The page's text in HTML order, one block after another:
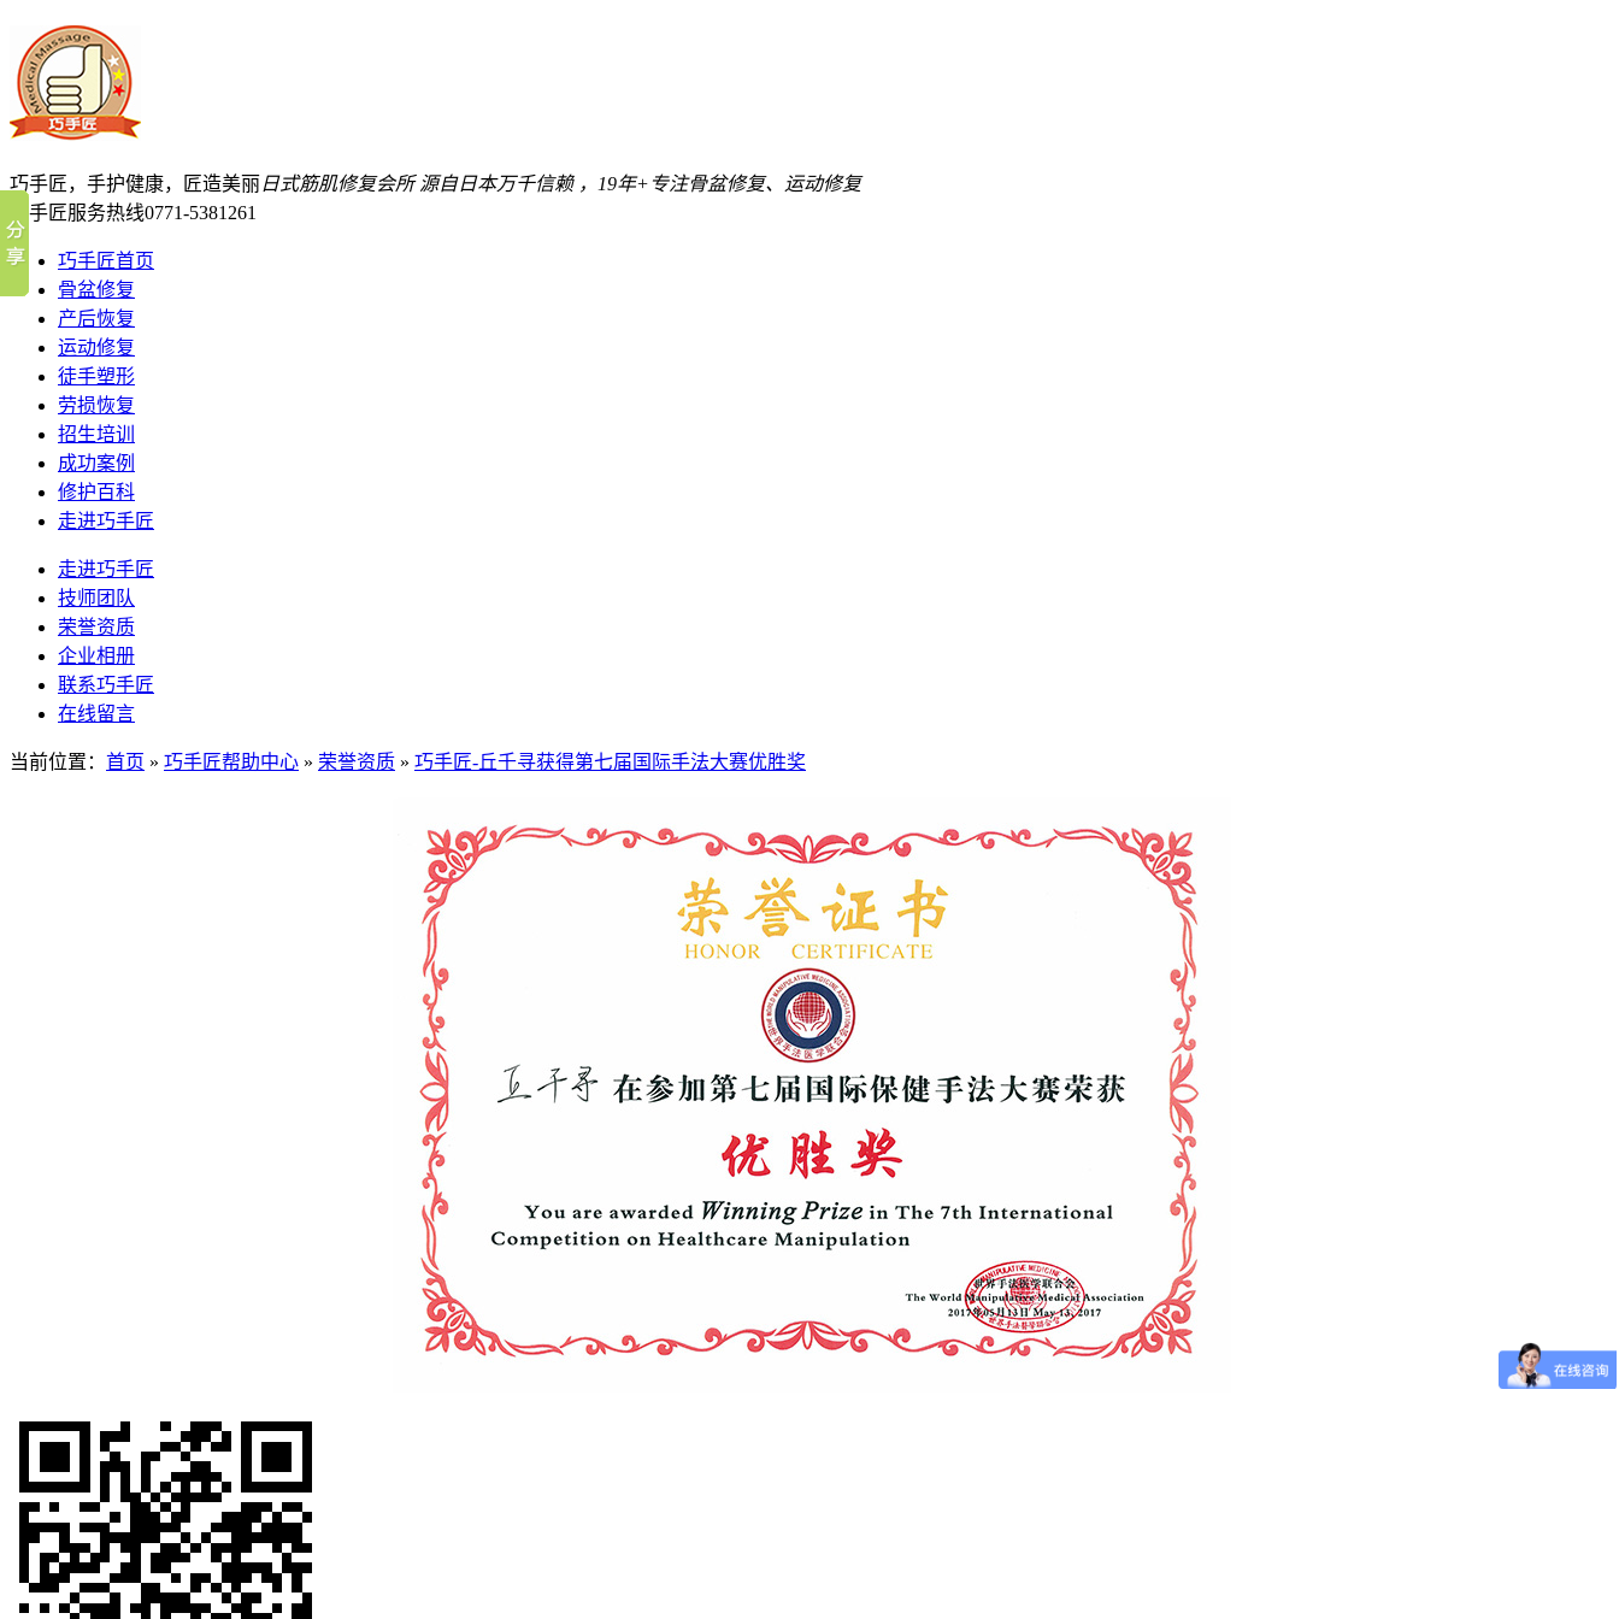
巧手匠，手护健康，匠造美丽 日式筋肌修复会所源自日本万千信赖 ， 19年+专注骨盆修复、运动修复
巧手匠服务热线0771-5381261
巧手匠首页
骨盆修复
产后恢复
运动修复
徒手塑形
劳损恢复
招生培训
成功案例
修护百科
走进巧手匠
走进巧手匠
技师团队
荣誉资质
企业相册
联系巧手匠
在线留言
当前位置： 首页 » 巧手匠帮助中心 » 荣誉资质 » 巧手匠-丘千寻获得第七届国际手法大赛优胜奖